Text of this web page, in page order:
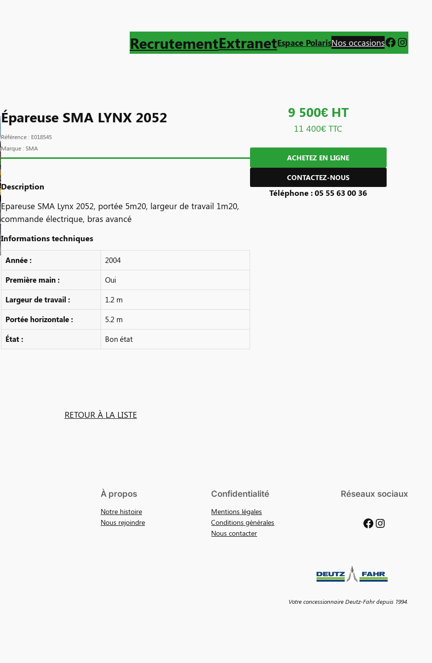
RecrutementExtranetEspace PolarisNos occasions
Épareuse SMA LYNX 2052
Référence : E018545
Marque : SMA
Description
Epareuse SMA Lynx 2052, portée 5m20, largeur de travail 1m20,
commande électrique, bras avancé
Informations techniques
Année :
2004
Première main :
Oui
Largeur de travail :
1.2 m
Portée horizontale :
5.2 m
État :
Bon état
9 500€ HT
11 400€ TTC
ACHETEZ EN LIGNE
CONTACTEZ-NOUS
Téléphone : 05 55 63 00 36
RETOUR À LA LISTE
À propos
Notre histoire
Nous rejoindre
Confidentialité
Mentions légales
Conditions générales
Nous contacter
Réseaux sociaux
Facebook Instagram
Votre concessionnaire Deutz-Fahr depuis 1994.